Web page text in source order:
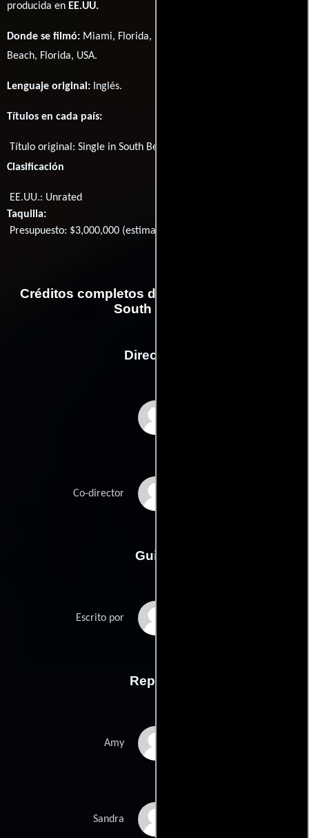
producida en EE.UU.
Donde se filmó: Miami, Florida, USA y South Beach, Miami
Beach, Florida, USA.
Lenguaje original: Inglés.
Títulos en cada país:
Título original:Single in South Beach
Clasificación
EE.UU.: Unrated
Taquilla:
Presupuesto: $3,000,000 (estimated)
Créditos completos de la película Single in
South Beach
Dirección
Co-director
Guión
Escrito por
Reparto
Amy
Sandra